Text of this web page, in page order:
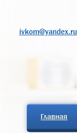
ivkom@yandex.ru
Главная